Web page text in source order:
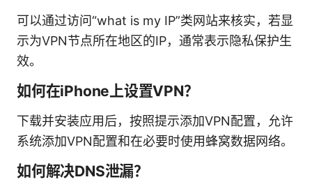
可以通过访问“what is my IP”类网站来核实，若显
示为VPN节点所在地区的IP，通常表示隐私保护生
效。
如何在iPhone上设置VPN？
下载并安装应用后，按照提示添加VPN配置，允许
系统添加VPN配置和在必要时使用蜂窝数据网络。
如何解决DNS泄漏？